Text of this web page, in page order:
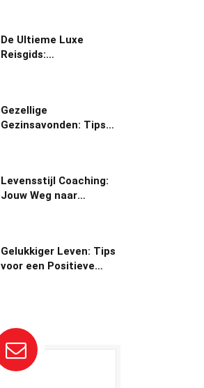
De Ultieme Luxe
Reisgids:
Gezellige
Gezinsavonden: Tips
Levensstijl Coaching:
Jouw Weg naar
Gelukkiger Leven: Tips
voor een Positieve